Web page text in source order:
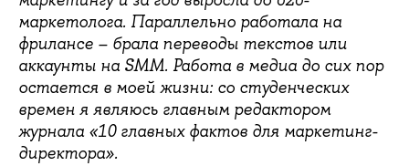
маркетолога. Параллельно работала на
фрилансе – брала переводы текстов или
аккаунты на SMM. Работа в медиа до сих пор
остается в моей жизни: со студенческих
времен я являюсь главным редактором
журнала «10 главных фактов для маркетинг-
директора».